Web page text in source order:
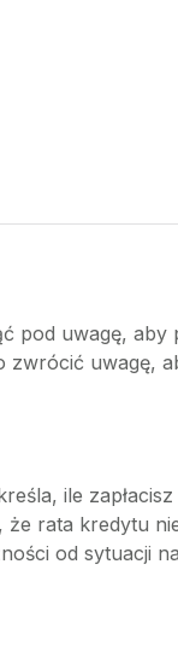
pod uwagę, aby
zwrócić uwagę,
ile zapłacisz
rata kredytu
od sytuacji